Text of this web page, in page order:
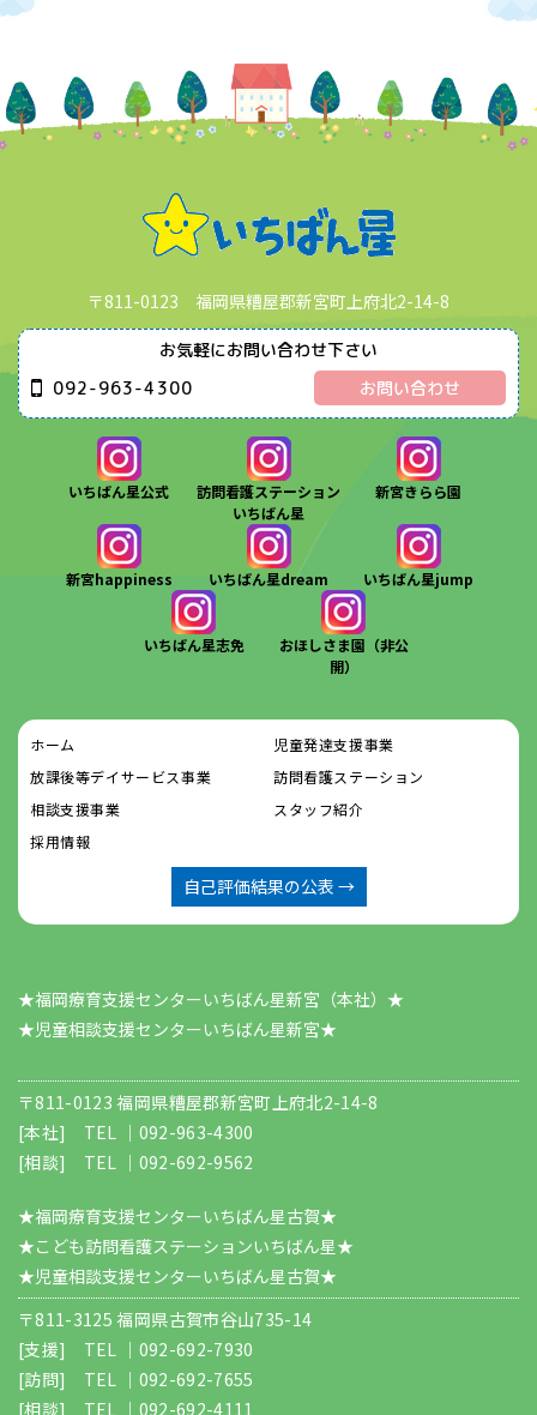
〒811-0123 福岡県糟屋郡新宮町上府北2-14-8
お気軽にお問い合わせ下さい
092-963-4300
お問い合わせ
いちばん星公式
訪問看護ステーション
いちばん星
新宮きらら園
新宮happiness いちばん星dream いちばん星jump
いちばん星志免
おほしさま園（非公
開）
ホーム
児童発達支援事業
放課後等デイサービス事業
訪問看護ステーション
相談支援事業
スタッフ紹介
採用情報
自己評価結果の公表 →
★福岡療育支援センターいちばん星新宮（本社）★
​​​​​​​★児童相談支援センターいちばん星新宮★
〒811-0123 福岡県糟屋郡新宮町上府北2-14-8
[本社] TEL ｜ 092-963-4300
[相談] TEL ｜ 092-692-9562
★福岡療育支援センターいちばん星古賀★
★こども訪問看護ステーションいちばん星★
★児童相談支援センターいちばん星古賀★
〒811-3125 福岡県古賀市谷山735-14
[支援] TEL ｜ 092-692-7930
[訪問] TEL ｜ 092-692-7655
[相談] TEL ｜ 092-692-4111